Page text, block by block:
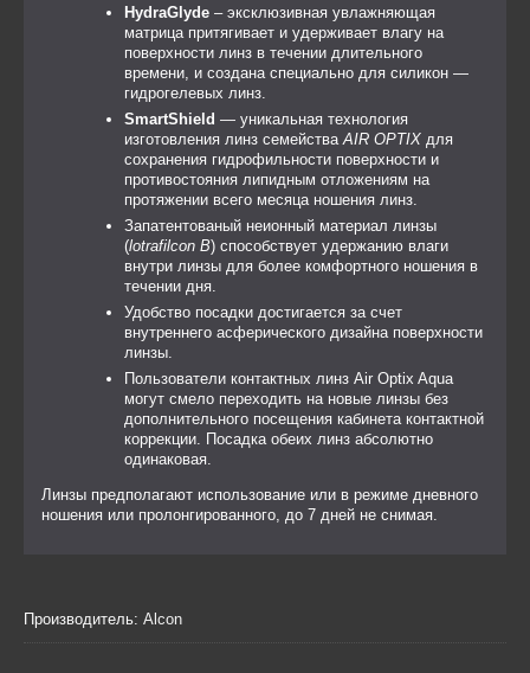
HydraGlyde – эксклюзивная увлажняющая
матрица притягивает и удерживает влагу на
поверхности линз в течении длительного
времени, и создана специально для силикон —
гидрогелевых линз.
SmartShield — уникальная технология
изготовления линз семействаAIR OPTIX для
сохранения гидрофильности поверхности и
противостояния липидным отложениям на
протяжении всего месяца ношения линз.
Запатентованый неионный материал линзы
(lotrafilcon B) способствует удержанию влаги
внутри линзы для более комфортного ношения в
течении дня.
Удобство посадки достигается за счет
внутреннего асферического дизайна поверхности
линзы.
Пользователи контактных линз Air Optix Aqua
могут смело переходить на новые линзы без
дополнительного посещения кабинета контактной
коррекции. Посадка обеих линз абсолютно
одинаковая.
Линзы предполагают использование или в режиме дневного
ношения или пролонгированного, до 7 дней не снимая.
Производитель: Alcon